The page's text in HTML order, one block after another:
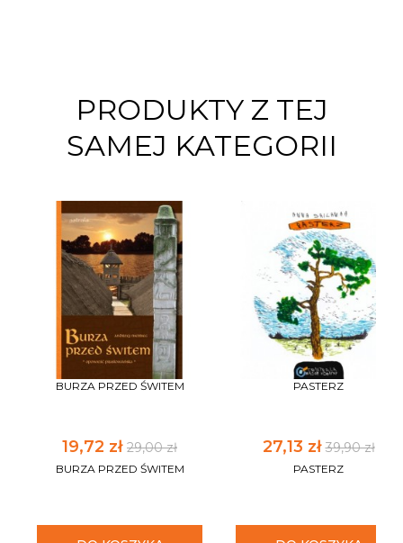
PRODUKTY Z TEJ
SAMEJ KATEGORII
BURZA PRZED ŚWITEM
19,72 zł 29,00 zł
BURZA PRZED ŚWITEM
PASTERZ
27,13 zł39,90 zł
PASTERZ